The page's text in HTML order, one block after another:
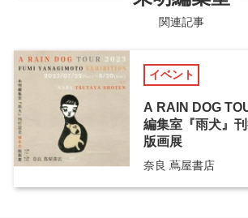
COLUMN
コラム
関連記事
イベント
A RAIN DOG
編集室『雨犬』
版画展
奈良 蔦屋書店